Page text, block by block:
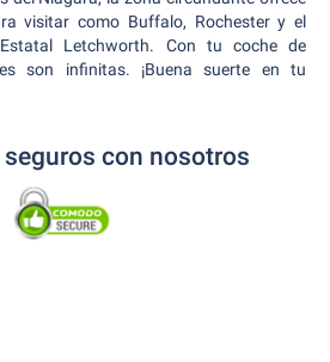
visitar como Buffalo, Rochester y el
Letchworth. Con tu coche de
son infinitas. ¡Buena suerte en tu
con nosotros